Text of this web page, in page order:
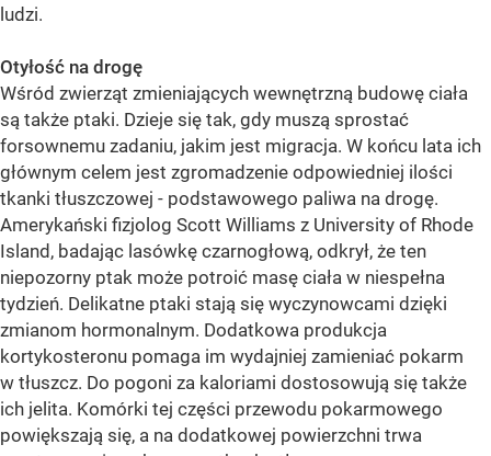
ludzi.
Otyłość na drogę
Wśród zwierząt zmieniających wewnętrzną budowę ciała
są także ptaki. Dzieje się tak, gdy muszą sprostać
forsownemu zadaniu, jakim jest migracja. W końcu lata ich
głównym celem jest zgromadzenie odpowiedniej ilości
tkanki tłuszczowej - podstawowego paliwa na drogę.
Amerykański fizjolog Scott Williams z University of Rhode
Island, badając lasówkę czarnogłową, odkrył, że ten
niepozorny ptak może potroić masę ciała w niespełna
tydzień. Delikatne ptaki stają się wyczynowcami dzięki
zmianom hormonalnym. Dodatkowa produkcja
kortykosteronu pomaga im wydajniej zamieniać pokarm
w tłuszcz. Do pogoni za kaloriami dostosowują się także
ich jelita. Komórki tej części przewodu pokarmowego
powiększają się, a na dodatkowej powierzchni trwa